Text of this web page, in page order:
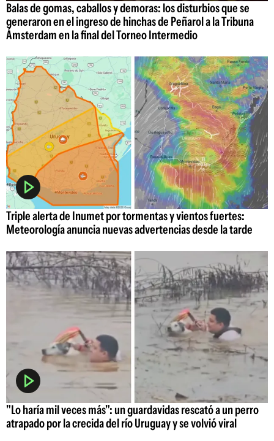
Balas de gomas, caballos y demoras: los disturbios que se
generaron en el ingreso de hinchas de Peñarol a la Tribuna
Ámsterdam en la final del Torneo Intermedio
Triple alerta de Inumet por tormentas y vientos fuertes:
Meteorología anuncia nuevas advertencias desde la tarde
"Lo haría mil veces más": un guardavidas rescató a un perro
atrapado por la crecida del río Uruguay y se volvió viral